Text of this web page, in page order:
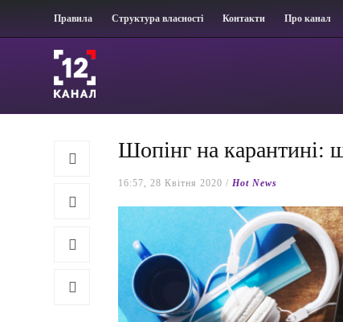
Правила Структура власності Контакти Про канал
Шопінг на карантині:
16:57, 28 Квітня 2020 /Hot News